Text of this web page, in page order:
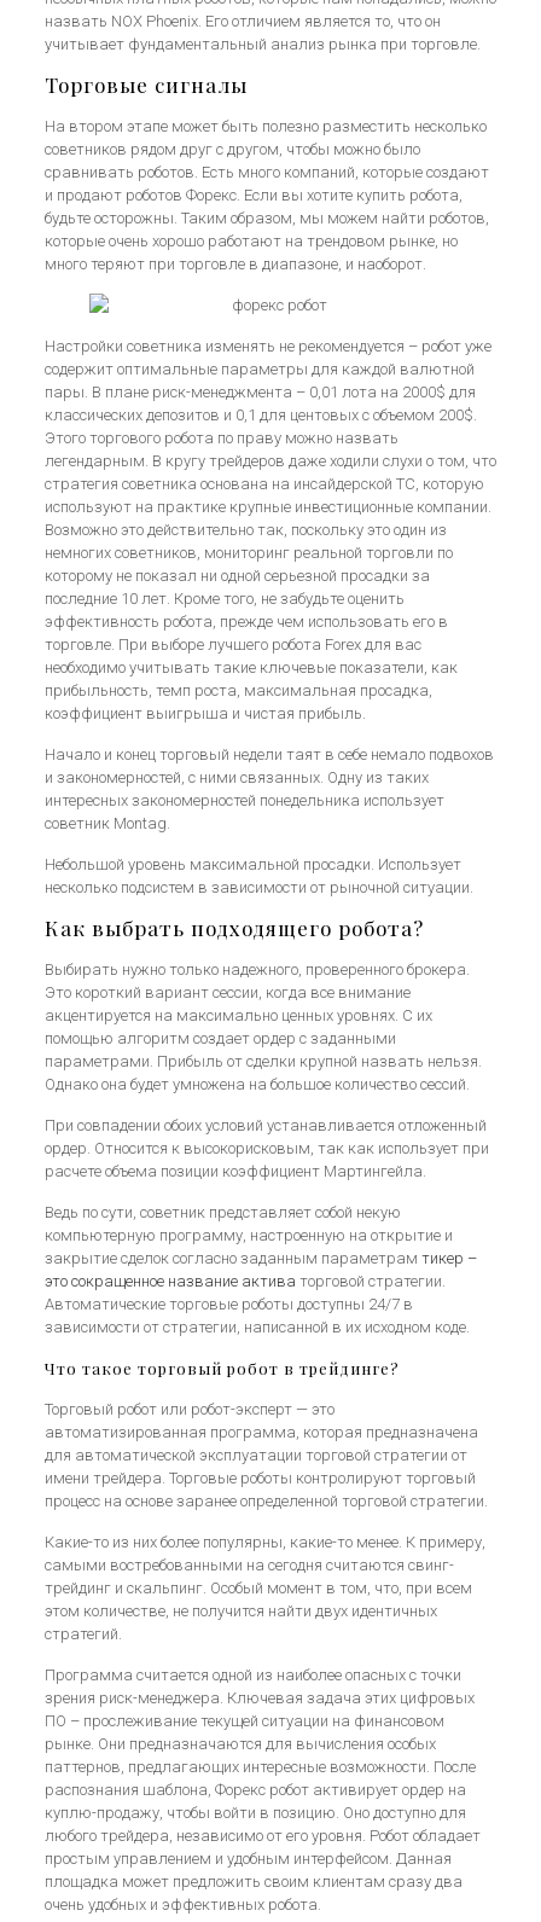
назвать NOX Phoenix. Его отличием является то, что он
учитывает фундаментальный анализ рынка при торговле.
Торговые сигналы
На втором этапе может быть полезно разместить несколько
советников рядом друг с другом, чтобы можно было
сравнивать роботов. Есть много компаний, которые создают
и продают роботов Форекс. Если вы хотите купить робота,
будьте осторожны. Таким образом, мы можем найти роботов,
которые очень хорошо работают на трендовом рынке, но
много теряют при торговле в диапазоне, и наоборот.
Настройки советника изменять не рекомендуется – робот уже
содержит оптимальные параметры для каждой валютной
пары. В плане риск-менеджмента – 0,01 лота на 2000$ для
классических депозитов и 0,1 для центовых с объемом 200$.
Этого торгового робота по праву можно назвать
легендарным. В кругу трейдеров даже ходили слухи о том, что
стратегия советника основана на инсайдерской ТС, которую
используют на практике крупные инвестиционные компании.
Возможно это действительно так, поскольку это один из
немногих советников, мониторинг реальной торговли по
которому не показал ни одной серьезной просадки за
последние 10 лет. Кроме того, не забудьте оценить
эффективность робота, прежде чем использовать его в
торговле. При выборе лучшего робота Forex для вас
необходимо учитывать такие ключевые показатели, как
прибыльность, темп роста, максимальная просадка,
коэффициент выигрыша и чистая прибыль.
Начало и конец торговый недели таят в себе немало подвохов
и закономерностей, с ними связанных. Одну из таких
интересных закономерностей понедельника использует
советник Montag.
Небольшой уровень максимальной просадки. Использует
несколько подсистем в зависимости от рыночной ситуации.
Как выбрать подходящего робота?
Выбирать нужно только надежного, проверенного брокера.
Это короткий вариант сессии, когда все внимание
акцентируется на максимально ценных уровнях. С их
помощью алгоритм создает ордер с заданными
параметрами. Прибыль от сделки крупной назвать нельзя.
Однако она будет умножена на большое количество сессий.
При совпадении обоих условий устанавливается отложенный
ордер. Относится к высокорисковым, так как использует при
расчете объема позиции коэффициент Мартингейла.
Ведь по сути, советник представляет собой некую
компьютерную программу, настроенную на открытие и
закрытие сделок согласно заданным параметрам тикер –
это сокращенное название актива торговой стратегии.
Автоматические торговые роботы доступны 24/7 в
зависимости от стратегии, написанной в их исходном коде.
Что такое торговый робот в трейдинге?
Торговый робот или робот-эксперт — это
автоматизированная программа, которая предназначена
для автоматической эксплуатации торговой стратегии от
имени трейдера. Торговые роботы контролируют торговый
процесс на основе заранее определенной торговой стратегии.
Какие-то из них более популярны, какие-то менее. К примеру,
самыми востребованными на сегодня считаются свинг-
трейдинг и скальпинг. Особый момент в том, что, при всем
этом количестве, не получится найти двух идентичных
стратегий.
Программа считается одной из наиболее опасных с точки
зрения риск-менеджера. Ключевая задача этих цифровых
ПО – прослеживание текущей ситуации на финансовом
рынке. Они предназначаются для вычисления особых
паттернов, предлагающих интересные возможности. После
распознания шаблона, Форекс робот активирует ордер на
куплю-продажу, чтобы войти в позицию. Оно доступно для
любого трейдера, независимо от его уровня. Робот обладает
простым управлением и удобным интерфейсом. Данная
площадка может предложить своим клиентам сразу два
очень удобных и эффективных робота.